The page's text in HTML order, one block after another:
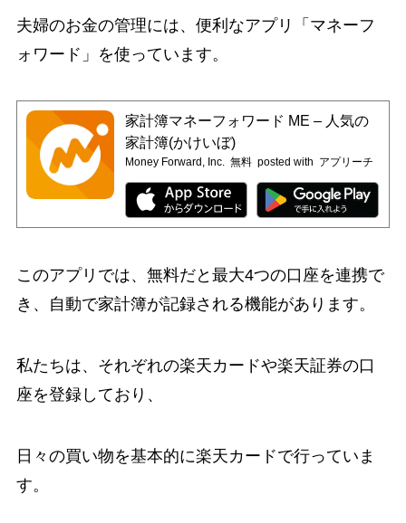
夫婦のお金の管理には、便利なアプリ「マネーフ
ォワード」を使っています。
家計簿マネーフォワード ME – 人気の
家計簿(かけいぼ)
Money Forward, Inc. 無料 posted with アプリーチ
このアプリでは、無料だと最大4つの口座を連携で
き、自動で家計簿が記録される機能があります。
私たちは、それぞれの楽天カードや楽天証券の口
座を登録しており、
日々の買い物を基本的に楽天カードで行っていま
す。